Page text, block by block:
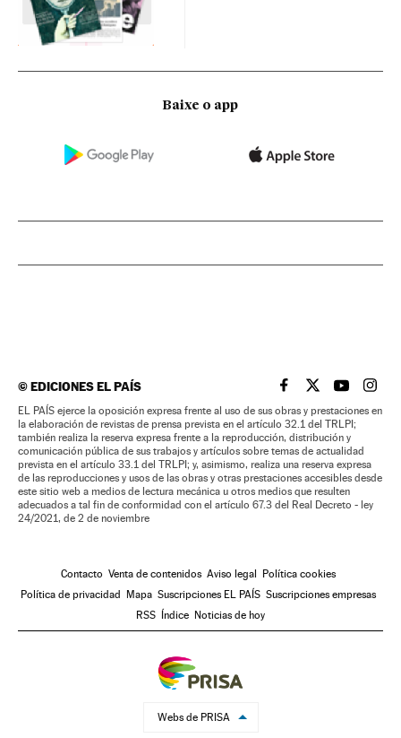
Baixe o app
©EDICIONES EL PAÍS EL PAÍS BRASIL EN
EL PAÍSEL PAÍS
EL
EL PAÍS ejerce la oposición expresa frente al uso de sus obras y prestaciones en
la elaboración de revistas de prensa prevista en el artículo 32.1 del TRLPI;
también realiza la reserva expresa frente a la reproducción, distribución y
comunicación pública de sus trabajos y artículos sobre temas de actualidad
prevista en el artículo 33.1 del TRLPI; y, asimismo, realiza una reserva expresa
de las reproducciones y usos de las obras y otras prestaciones accesibles desde
este sitio web a medios de lectura mecánica u otros medios que resulten
adecuados a tal fin de conformidad con el artículo 67.3 del Real Decreto - ley
24/2021, de 2 de noviembre
Contacto Venta de contenidos Aviso legal
Política cookies
Política de privacidad
Mapa Suscripciones EL PAÍS Suscripciones empresas
RSS
Índice Noticias de hoy
Webs de PRISA